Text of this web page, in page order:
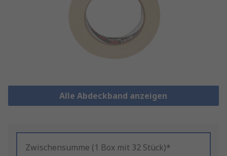
Alle Abdeckband anzeigen
Zwischensumme (1 Box mit 32 Stück)*